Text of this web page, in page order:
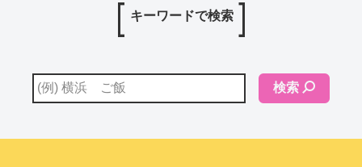
キーワードで検索
検索